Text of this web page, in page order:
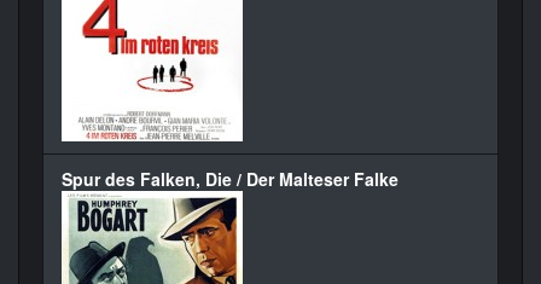
Spur des Falken, Die / Der Malteser Falke